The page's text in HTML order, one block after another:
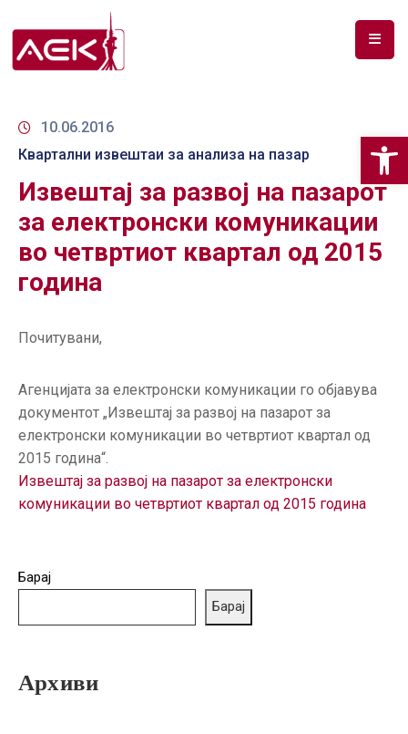
ЗА
ДОКУМЕНТИ
РФ
СПЕКТАР
ТЕЛЕКОМУНИКАЦИИ
АНАЛИЗА
ГРИЖА
ЗА
КОРИСНИЦИ
ЈАВНИ
10.06.2016
Квартални извештаи за анализа на пазар
Извештај за развој на пазарот
за електронски комуникации
во четвртиот квартал од 2015
година
Почитувани,
Агенцијата за електронски комуникации го објавува
документот „Извештај за развој на пазарот за
електронски комуникации во четвртиот квартал од
2015 година“.
Извештај за развој на пазарот за електронски
комуникации во четвртиот квартал од 2015 година
Барај
Барај
Архиви